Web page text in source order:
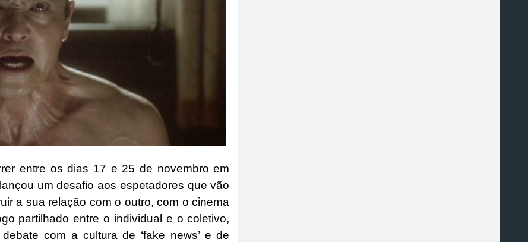
entre os dias 17 e 25 de novembro em
um desafio aos espetadores que vão
a sua relação com o outro, com o cinema
partilhado entre o individual e o coletivo,
com a cultura de ‘fake news’ e de